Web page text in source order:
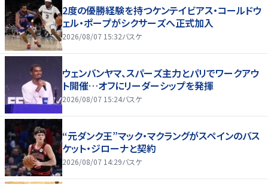
2度の優勝経験を持つケンテイビアス・コールドウ
ェル・ポープがシクサーズへ正式加入
2026/08/07 15:32バスケ
ウェンバンヤマ、スパーズ主力とパリでワークアウ
ト開催…オフにリーダーシップを発揮
2026/08/07 15:24バスケ
“元ダンク王”マック・マクラングがスペインのバス
ケット・ジローナと契約
2026/08/07 14:29バスケ